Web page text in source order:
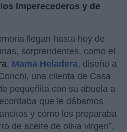
imperecederos y de
llegan hasta hoy de
sorprendentes, como el
, Mamá Heladera, diseñó a
una clienta de Casa
pequeñita con su abuela a
que le dábamos
y cómo los preparaba
de aceite de oliva virgen”,